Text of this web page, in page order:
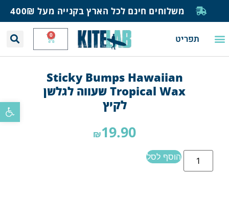
פתח
משלוחים חינם לכל הארץ בקנייה מעל 400₪
תפריט 0
Sticky Bumps Hawaiian
Tropical Wax שעווה לגלשן
לקיץ
₪19.90
הוסף לסל